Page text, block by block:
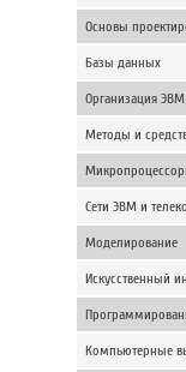
Основы
Базы данных
Организация
Методы и
Сети ЭВМ и
Моделирование
Искусственный
Компьютерные